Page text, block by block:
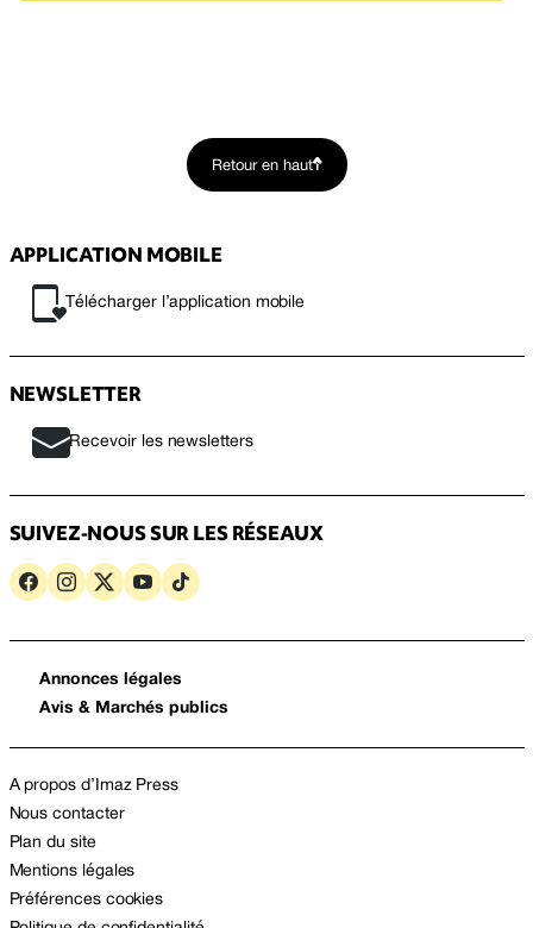
Retour en haut
APPLICATION MOBILE
Télécharger l’application mobile
NEWSLETTER
Recevoir les newsletters
SUIVEZ-NOUS SUR LES RÉSEAUX
Annonces légales
Avis & Marchés publics
A propos d’Imaz Press
Nous contacter
Plan du site
Mentions légales
Préférences cookies